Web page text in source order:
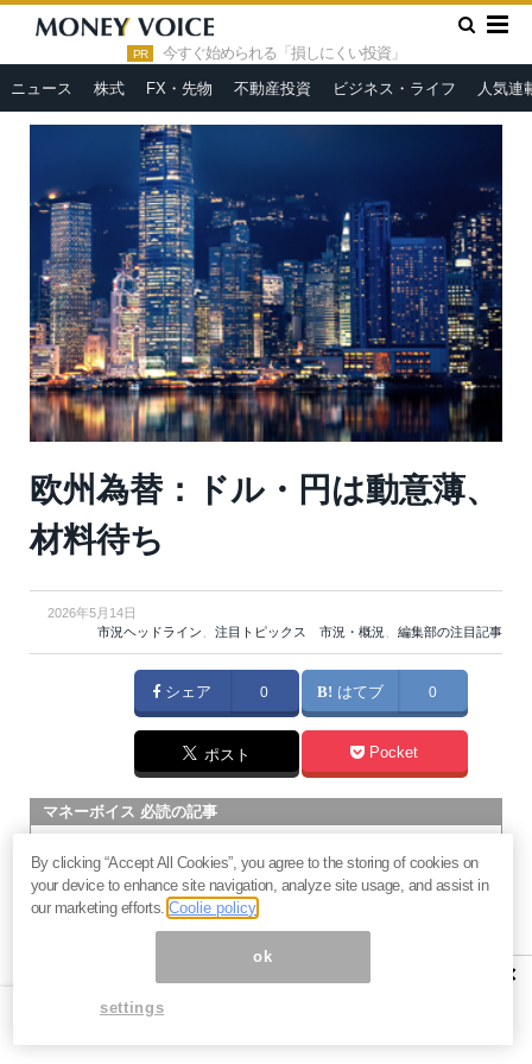
PR 今すぐ始められる「損しにくい投資」
ニュース 株式 FX・先物 不動産投資 ビジネス・ライフ 人気連
HOME » 市況ヘッドライン
欧州為替：ドル・円は動意薄、材
欧州為替：ドル・円は動意薄、
材料待ち
2026年5月14日
市況ヘッドライン、 注目トピックス 市況・概況、 編集部の注目記事
シェア 0 はてブ 0
ポスト Pocket
マネーボイス 必読の記事
将来性とリスク
過去最高益「サンリオ」は買いか？決算で見えた“強い事
業”と“脆い統治”の同居
村田製作所なぜ株価3.8倍急騰？AIデータセンター需要の期待
社
×
By clicking “Accept All Cookies”, you agree to the storing of cookies on
your device to enhance site navigation, analyze site usage, and assist in
our marketing efforts.Coolie policy
ok
settings